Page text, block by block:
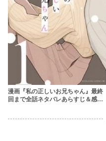
漫画『私の正しいお兄ちゃん』最終
回まで全話ネタバレあらすじ＆感